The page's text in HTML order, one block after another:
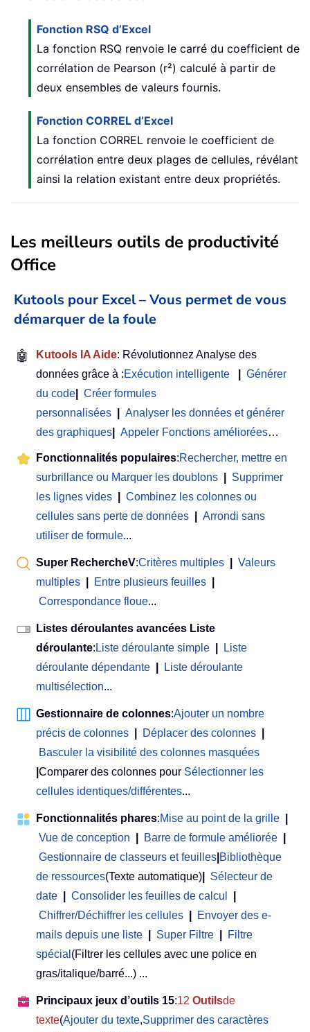
Fonction RSQ d’Excel
La fonction RSQ renvoie le carré du coefficient de
corrélation de Pearson (r²) calculé à partir de
deux ensembles de valeurs fournis.
Fonction CORREL d’Excel
La fonction CORREL renvoie le coefficient de
corrélation entre deux plages de cellules, révélant
ainsi la relation existant entre deux propriétés.
Les meilleurs outils de productivité
Office
Kutools pour Excel – Vous permet de vous
démarquer de la foule
🤖 Kutools IA Aide: Révolutionnez Analyse des
données grâce à :Exécution intelligente
Générer
du code
Créer formules
personnalisées
Analyser les données et générer
des graphiques
Appeler Fonctions améliorées…
Fonctionnalités populaires:Rechercher, mettre en
surbrillance ou Marquer les doublons
Supprimer
les lignes vides
Combinez les colonnes ou
cellules sans perte de données
Arrondi sans
utiliser de formule...
Super RechercheV:Critères multiples
Valeurs
multiples
Entre plusieurs feuilles
Correspondance floue...
Listes déroulantes avancées Liste
déroulante: Liste déroulante simple
Liste
déroulante dépendante
Liste déroulante
multisélection...
Gestionnaire de colonnes:Ajouter un nombre
précis de colonnes
Déplacer des colonnes
Basculer la visibilité des colonnes masquées
Comparer des colonnes pour Sélectionner les
cellules identiques/différentes...
Fonctionnalités phares:Mise au point de la grille
Vue de conception
Barre de formule améliorée
Gestionnaire de classeurs et feuilles Bibliothèque
de ressources(Texte automatique)
Sélecteur de
date
Consolider les feuilles de calcul
Chiffrer/Déchiffrer les cellules
Envoyer des e-
mails depuis une liste
Super Filtre
Filtre
spécial (Filtrer les cellules avec une police en
gras/italique/barré...) ...
Principaux jeux d’outils 15:12 Outilsde
texte(Ajouter du texte,Supprimer des caractères